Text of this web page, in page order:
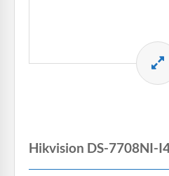
Hikvision DS-7708NI-